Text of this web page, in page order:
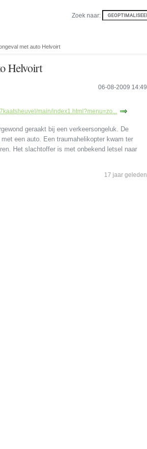
Zoek naar:
met auto Helvoirt
Helvoirt
06-08-2009 14:49
main/index1.html?menu=zo...
geraakt bij een verkeersongeluk. De
een auto. Een traumahelikopter kwam ter
Het slachtoffer is met onbekend letsel naar
17 jaar geleden